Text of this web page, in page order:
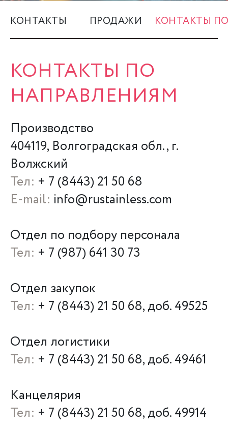
КУПИТЬ
+7 (495) 139-3335
КОНТАКТЫ ПРОДАЖИ КОНТАКТЫ
КОНТАКТЫ ПО
НАПРАВЛЕНИЯМ
Производство
404119, Волгоградская обл., г.
Волжский
Тел: + 7 (8443) 21 50 68
E-mail: info@rustainless.com
Отдел по подбору персонала
Тел: + 7 (987) 641 30 73
Отдел закупок
Тел: + 7 (8443) 21 50 68, доб. 49525
Отдел логистики
Тел: + 7 (8443) 21 50 68, доб. 49461
Канцелярия
Тел: + 7 (8443) 21 50 68, доб. 49914